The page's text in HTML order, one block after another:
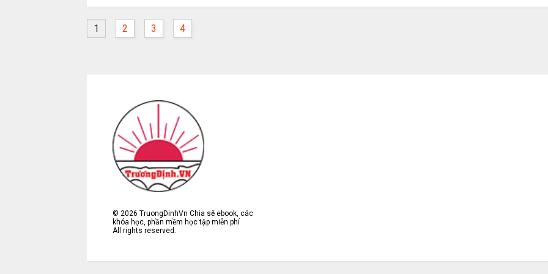
1 2 3 4
©2026 TruongDinhVn Chia sẽ ebook, các
khóa học, phần mềm học tập miễn phí
All rights reserved.